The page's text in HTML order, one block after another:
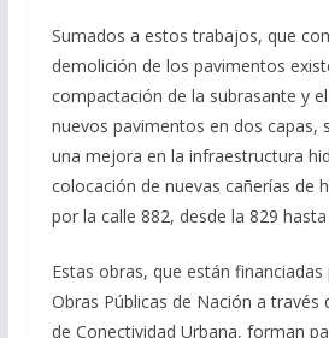
Sumados a estos trabajos, que
demolición de los pavimentos
compactación de la subrasante y
nuevos pavimentos en dos capas,
una mejora en la infraestructura
colocación de nuevas cañerías de
por la calle 882, desde la 829
Estas obras, que están
Obras Públicas de Nación a través
de Conectividad Urbana, forman